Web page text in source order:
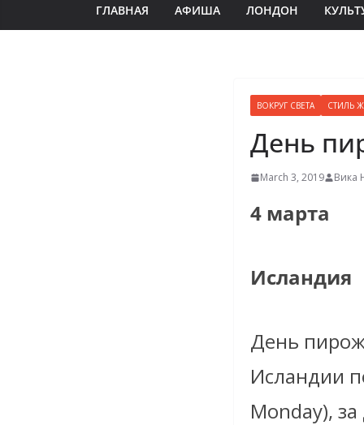
ГЛАВНАЯ АФИША ЛОНДОН
ВОКРУГ СВЕТА СТИЛЬ
День
March 3, 2019 Вика
4 марта
Исландия
День
Исландии
Monday),